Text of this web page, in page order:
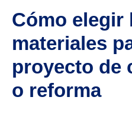
Cómo elegir
materiales
proyecto de
o reforma